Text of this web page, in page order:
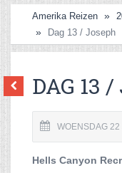
Amerika Reizen
Dag 13 / Joseph
DAG 13
WOENSDAG
Hells Canyon